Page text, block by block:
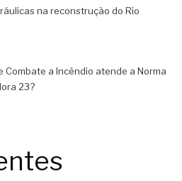
na reconstrução do Rio
Combate a Incêndio atende a Norma
23?